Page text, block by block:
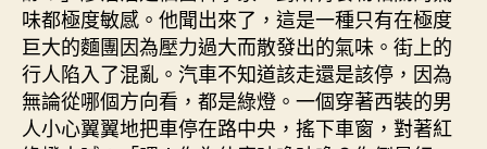
味都極度敏感。他聞出來了，這是一種只有在極度
巨大的麵團因為壓力過大而散發出的氣味。街上的
行人陷入了混亂。汽車不知道該走還是該停，因為
無論從哪個方向看，都是綠燈。一個穿著西裝的男
人小心翼翼地把車停在路中央，搖下車窗，對著紅